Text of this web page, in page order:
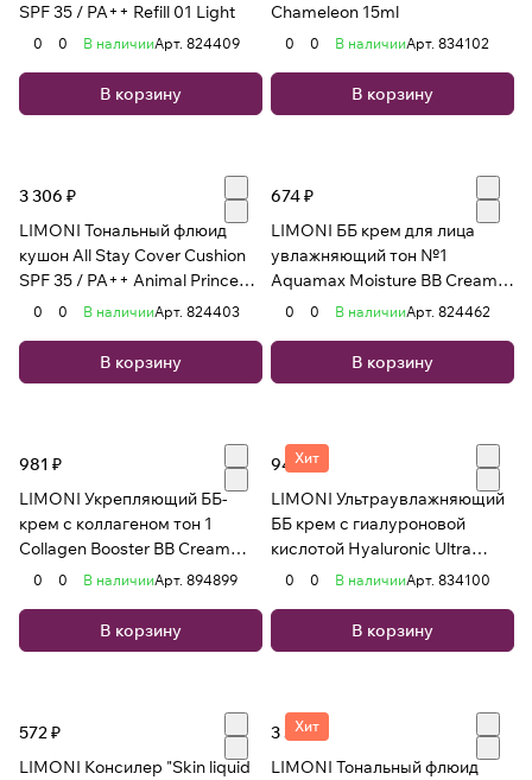
SPF 35 / PA++ Refill 01 Light
0 0 В наличииАрт. 824409
В корзину
Chameleon 15ml
0 0 В наличииАрт. 834102
В корзину
3 306 ₽
LIMONI Тональный флюид
кушон All Stay Cover Cushion
SPF 35 / PA++ Animal Princess
02 Medium***
0 0 В наличииАрт. 824403
В корзину
674 ₽
LIMONI ББ крем для лица
увлажняющий тон №1
Aquamax Moisture BB Cream
15ml
0 0 В наличииАрт. 824462
В корзину
981 ₽
LIMONI Укрепляющий ББ-
крем с коллагеном тон 1
Collagen Booster BB Cream
15ml
0 0 В наличииАрт. 894899
В корзину
Хит
941 ₽
LIMONI Ультраувлажняющий
ББ крем с гиалуроновой
кислотой Hyaluronic Ultra
Moisture BB Cream 15ml
0 0 В наличииАрт. 834100
В корзину
572 ₽
LIMONI Консилер "Skin liquid
Хит
3 306 ₽
LIMONI Тональный флюид